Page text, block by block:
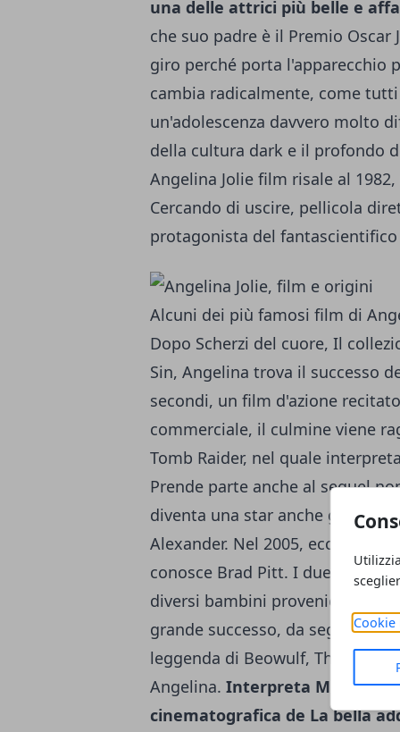
Cookie
una delle attrici più belle e
che suo padre è il Premio
giro perché porta l'apparecchio
cambia radicalmente, come
un'adolescenza davvero molto
della cultura dark e il profondo
Angelina Jolie film risale al
Cercando di uscire, pellicola
protagonista del fantascientifico
Alcuni dei più famosi film di
Dopo Scherzi del cuore, Il
Sin, Angelina trova il successo
secondi, un film d'azione
commerciale, il culmine viene
Tomb Raider, nel quale
Prende parte anche al sequel
diventa una star anche grazie a
Alexander. Nel 2005, ecco Mr &
conosce Brad Pitt. I due si
diversi bambini provenienti da
grande successo, da segnalare
leggenda di Beowulf, The
Angelina. Interpreta Malefica
cinematografica de La bella